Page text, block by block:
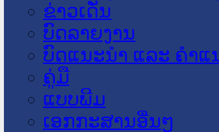
ຂ່າວເດັ່ນ
ບົດລາຍງານ
ບົດແນະນໍາ ແລະ ຄໍາແ
ຄູ່ມື
ແບບພີມ
ເອກກະສານອື່ນໆ